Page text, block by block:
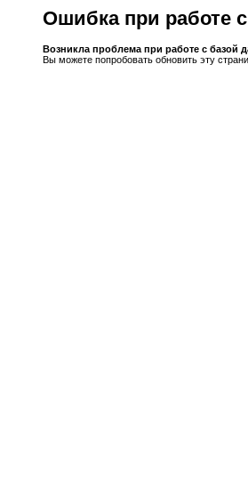
Ошибка при работе
Возникла проблема при работе с базой
Вы можете попробовать обновить эту